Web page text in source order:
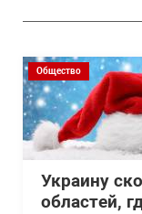
Общество
Украину
областей,